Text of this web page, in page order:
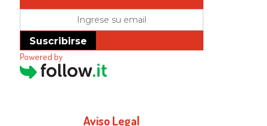
Suscribirse
Powered by
Aviso Legal